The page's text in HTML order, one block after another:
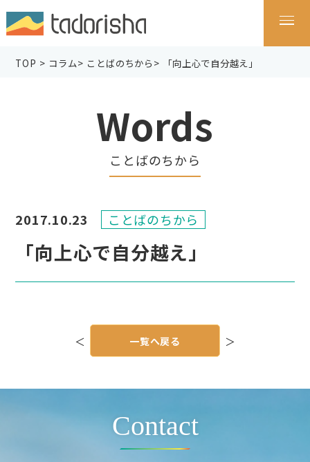
TOP > コラム> ことばのちから > 「向上心で自分越え」
Words
ことばのちから
「向上心で自分越え」
2017.10.23 ことばのちから
シ
＜ ＞
一覧へ戻る
Contact